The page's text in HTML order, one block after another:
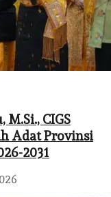
CIGS
Adat Provinsi
2031